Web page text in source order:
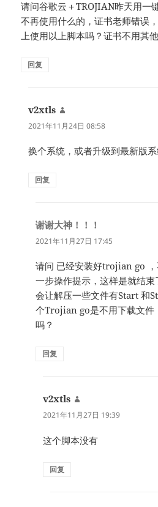
请问谷歌云＋TROJIAN昨天用一
不再使用什么的，证书老师错误
上使用以上脚本吗？证书不用其
回复
v2xtls
道：
2021年11月24日 08:58
换个系统，或者升级到最新版
回复
谢谢大神！！！
道：
2021年11月27日 17:45
请问 已经安装好trojian go
一步操作提示，这样是就结
会让解压一些文件有Start 和
个Trojian go是不用下载文件
吗？
回复
v2xtls
道：
2021年11月27日 19:39
这个脚本没有
回复